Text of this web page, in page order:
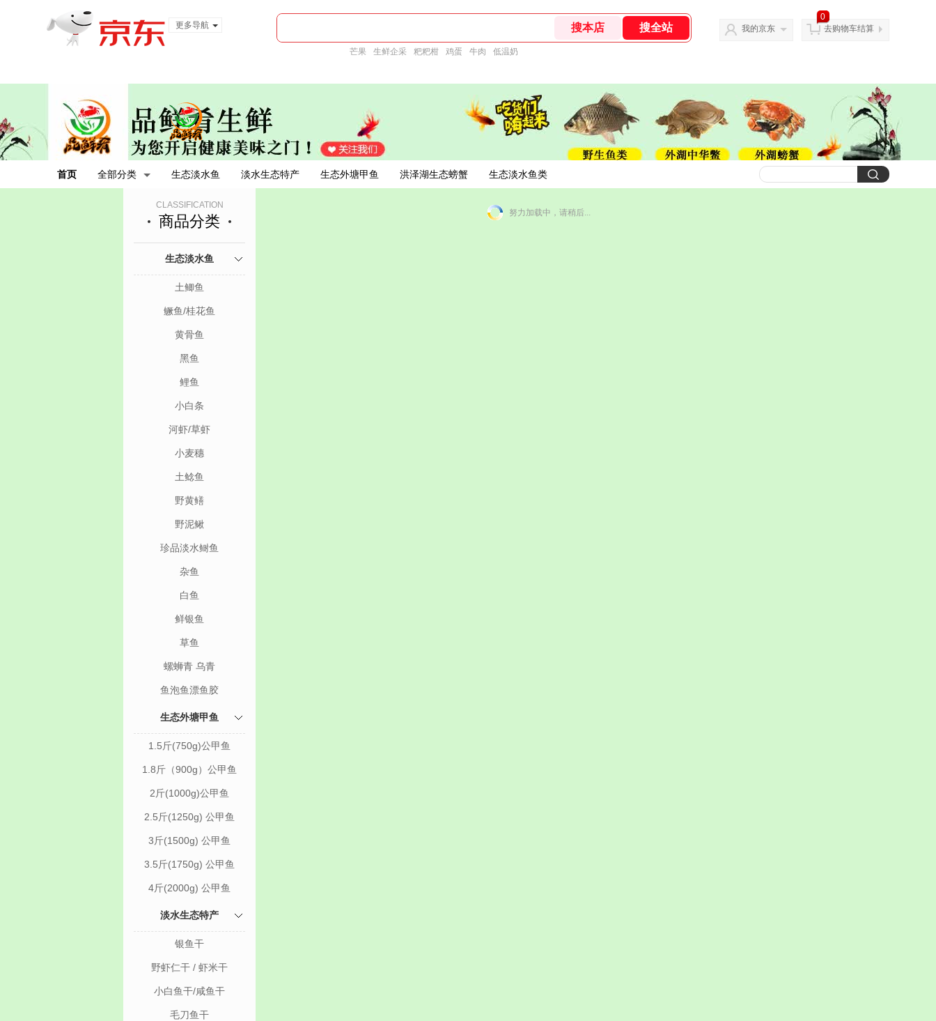
更多导航
芒果 生鲜企采 粑粑柑 鸡蛋 牛肉 低温奶
我的京东
0
去购物车结算
首页 全部分类 生态淡水鱼 淡水生态特产 生态外塘甲鱼 洪泽湖生态螃蟹 生态淡水鱼类
CLASSIFICATION
商品分类
生态淡水鱼
土鲫鱼
鳜鱼/桂花鱼
黄骨鱼
黑鱼
鲤鱼
小白条
河虾/草虾
小麦穗
土鲶鱼
野黄鳝
野泥鳅
珍品淡水鲥鱼
杂鱼
白鱼
鲜银鱼
草鱼
螺蛳青 乌青
鱼泡鱼漂鱼胶
生态外塘甲鱼
1.5斤(750g)公甲鱼
1.8斤（900g）公甲鱼
2斤(1000g)公甲鱼
2.5斤(1250g) 公甲鱼
3斤(1500g) 公甲鱼
3.5斤(1750g) 公甲鱼
4斤(2000g) 公甲鱼
淡水生态特产
银鱼干
野虾仁干 / 虾米干
小白鱼干/咸鱼干
毛刀鱼干
努力加载中，请稍后...